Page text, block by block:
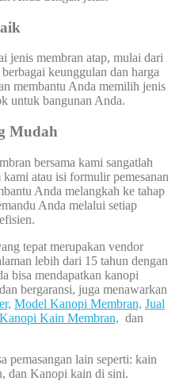
jenis membran atap, mulai dari
keunggulan dan harga
membantu Anda memilih jenis
untuk bangunan Anda.
Mudah
bersama kami sangatlah
atau isi formulir pemesanan
Anda melangkah ke tahap
Anda melalui setiap
tepat merupakan vendor
lebih dari 15 tahun dengan
bisa mendapatkan kanopi
bergaransi, juga menawarkan
Model Kanopi Membran, Jual
Kanopi Kain Membran, dan
pemasangan lain seperti: kain
dan Kanopi kain di sini.